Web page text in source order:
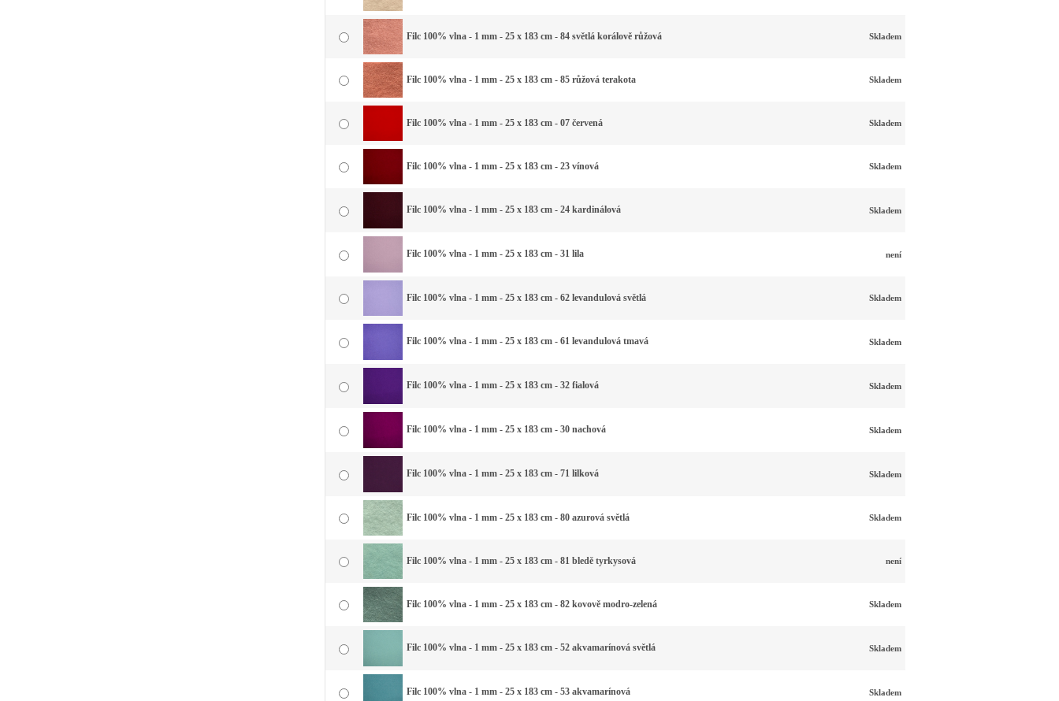
Filc 100% vlna - 1 mm - 25 x 183 cm - 84 světlá korálově růžová Skladem
Filc 100% vlna - 1 mm - 25 x 183 cm - 85 růžová terakota Skladem
Filc 100% vlna - 1 mm - 25 x 183 cm - 07 červená Skladem
Filc 100% vlna - 1 mm - 25 x 183 cm - 23 vínová Skladem
Filc 100% vlna - 1 mm - 25 x 183 cm - 24 kardinálová Skladem
Filc 100% vlna - 1 mm - 25 x 183 cm - 31 lila není
Filc 100% vlna - 1 mm - 25 x 183 cm - 62 levandulová světlá Skladem
Filc 100% vlna - 1 mm - 25 x 183 cm - 61 levandulová tmavá Skladem
Filc 100% vlna - 1 mm - 25 x 183 cm - 32 fialová Skladem
Filc 100% vlna - 1 mm - 25 x 183 cm - 30 nachová Skladem
Filc 100% vlna - 1 mm - 25 x 183 cm - 71 lilková Skladem
Filc 100% vlna - 1 mm - 25 x 183 cm - 80 azurová světlá Skladem
Filc 100% vlna - 1 mm - 25 x 183 cm - 81 bledě tyrkysová není
Filc 100% vlna - 1 mm - 25 x 183 cm - 82 kovově modro-zelená Skladem
Filc 100% vlna - 1 mm - 25 x 183 cm - 52 akvamarínová světlá Skladem
Filc 100% vlna - 1 mm - 25 x 183 cm - 53 akvamarínová Skladem